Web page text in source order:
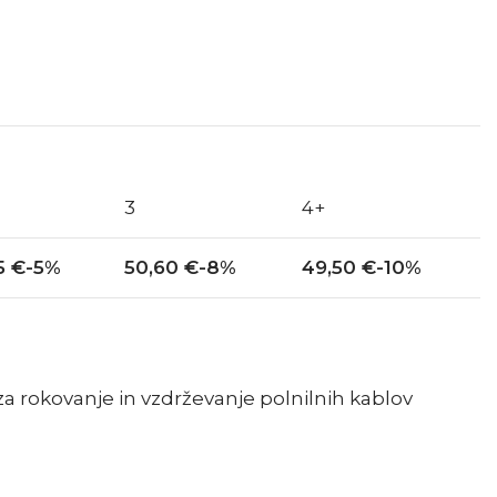
3 4+
€-5% 50,60 €-8% 49,50 €-10%
rokovanje in vzdrževanje polnilnih kablov